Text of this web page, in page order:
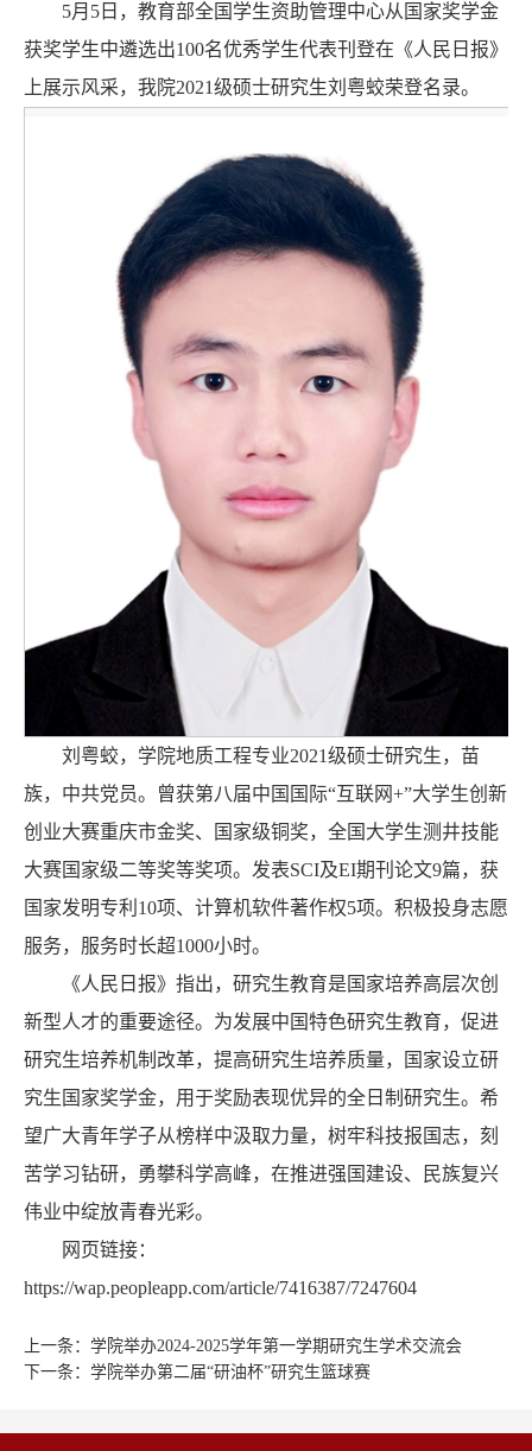
5月5日，教育部全国学生资助管理中心从国家奖学金
获奖学生中遴选出100名优秀学生代表刊登在《人民日报》
上展示风采，我院2021级硕士研究生刘粤蛟荣登名录。
刘粤蛟，学院地质工程专业2021级硕士研究生，苗
族，中共党员。曾获第八届中国国际“互联网+”大学生创新
创业大赛重庆市金奖、国家级铜奖，全国大学生测井技能
大赛国家级二等奖等奖项。发表SCI及EI期刊论文9篇，获
国家发明专利10项、计算机软件著作权5项。积极投身志愿
服务，服务时长超1000小时。
《人民日报》指出，研究生教育是国家培养高层次创
新型人才的重要途径。为发展中国特色研究生教育，促进
研究生培养机制改革，提高研究生培养质量，国家设立研
究生国家奖学金，用于奖励表现优异的全日制研究生。希
望广大青年学子从榜样中汲取力量，树牢科技报国志，刻
苦学习钻研，勇攀科学高峰，在推进强国建设、民族复兴
伟业中绽放青春光彩。
网页链接：
https://wap.peopleapp.com/article/7416387/7247604
上一条： 学院举办2024-2025学年第一学期研究生学术交流会
下一条： 学院举办第二届“研油杯”研究生篮球赛